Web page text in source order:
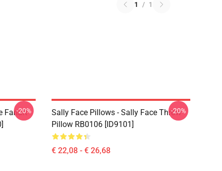
1 / 1
Fanart
-20%
Sally Face Pillows - Sally Face Throw
Pillow RB0106 [ID9101]
€ 22,08 - € 26,68
-20%